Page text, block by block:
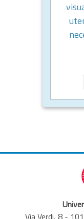
Via Verdi, 8 -